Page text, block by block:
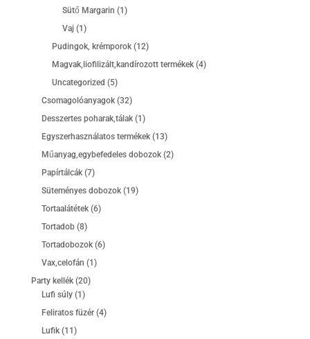
termék
Sütő Margarin 1 1
Vaj 1 1
termék
Pudingok, krémporok 1212
termék
Magvak,liofilizált,kandírozott termékek 44
Uncategorized 55
termék
Csomagolóanyagok 3232
termék
Desszertes poharak,tálak 1 1
termék
Egyszerhasználatos termékek 1313
termék
Műanyag,egybefedeles dobozok 22
Papírtálcák 77
termék
Süteményes dobozok 1919
Tortaalátétek 66
Tortadob 88
termék
Tortadobozok 66
Vax,celofán 1 1
Party kellék 2020
Lufi súly 1 1
termék
Feliratos füzér 44
Lufik 11 11